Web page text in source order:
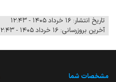
تاریخ انتشار: ۱۶ خرداد ۱۴۰۵ - ۱۲:۴۳
آخرین بروزرسانی: ۱۶ خرداد ۱۴۰۵ - ۱۲:۴۳
مشخصات شما